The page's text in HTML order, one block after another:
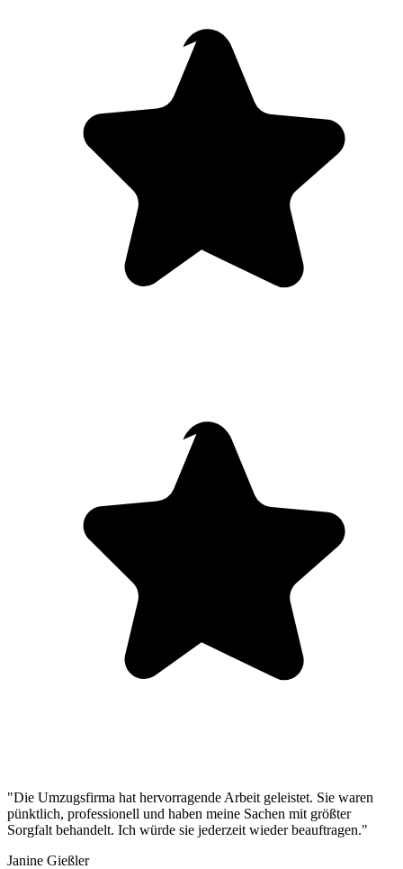
"Die Umzugsfirma hat hervorragende Arbeit geleistet. Sie waren
pünktlich, professionell und haben meine Sachen mit größter
Sorgfalt behandelt. Ich würde sie jederzeit wieder beauftragen."
Janine Gießler